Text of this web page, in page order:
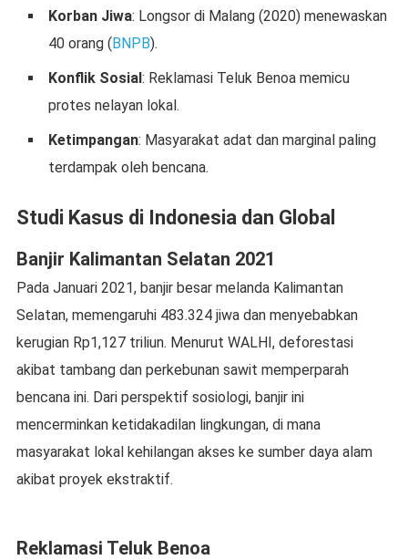
Korban Jiwa: Longsor di Malang (2020) menewaskan
40 orang (BNPB).
Konflik Sosial: Reklamasi Teluk Benoa memicu
protes nelayan lokal.
Ketimpangan: Masyarakat adat dan marginal paling
terdampak oleh bencana.
Studi Kasus di Indonesia dan Global
Banjir Kalimantan Selatan 2021
Pada Januari 2021, banjir besar melanda Kalimantan
Selatan, memengaruhi 483.324 jiwa dan menyebabkan
kerugian Rp1,127 triliun. Menurut WALHI, deforestasi
akibat tambang dan perkebunan sawit memperparah
bencana ini. Dari perspektif sosiologi, banjir ini
mencerminkan ketidakadilan lingkungan, di mana
masyarakat lokal kehilangan akses ke sumber daya alam
akibat proyek ekstraktif.
Reklamasi Teluk Benoa